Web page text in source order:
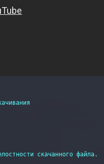
скачанного файла.